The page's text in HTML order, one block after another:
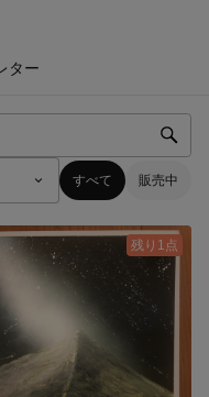
ター
すべて 販売中
残り1点